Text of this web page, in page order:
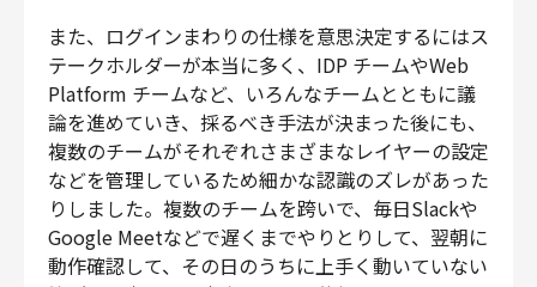
また、ログインまわりの仕様を意思決定するにはス
テークホルダーが本当に多く、IDP チームやWeb
Platform チームなど、いろんなチームとともに議
論を進めていき、採るべき手法が決まった後にも、
複数のチームがそれぞれさまざまなレイヤーの設定
などを管理しているため細かな認識のズレがあった
りしました。複数のチームを跨いで、毎日Slackや
Google Meetなどで遅くまでやりとりして、翌朝に
動作確認して、その日のうちに上手く動いていない